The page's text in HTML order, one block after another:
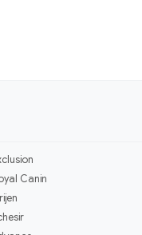
Canin